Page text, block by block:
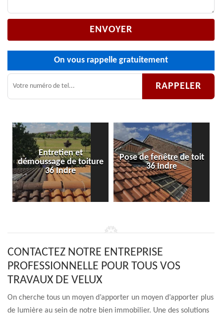
On vous rappelle gratuitement
Entretien et
démoussage de toiture
36 Indre
Pose de fenêtre de toit
36 Indre
CONTACTEZ NOTRE ENTREPRISE
PROFESSIONNELLE POUR TOUS VOS
TRAVAUX DE VELUX
On cherche tous un moyen d’apporter un moyen d’apporter plus
de lumière au sein de notre bien immobilier. Une des solutions